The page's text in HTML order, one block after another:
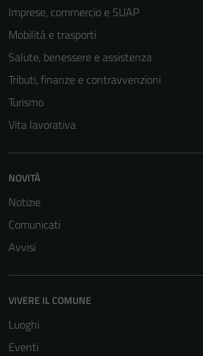
Imprese, commercio e SUAP
Mobilità e trasporti
Salute, benessere e assistenza
Tributi, finanze e contravvenzioni
Turismo
Vita lavorativa
NOVITÀ
Notizie
Comunicati
Avvisi
VIVERE IL COMUNE
Luoghi
Eventi